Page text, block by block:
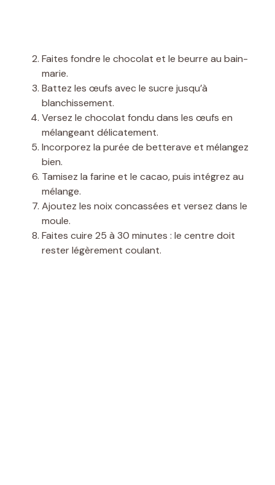
Faites fondre le chocolat et le beurre au bain-
marie.
Battez les œufs avec le sucre jusqu’à
blanchissement.
Versez le chocolat fondu dans les œufs en
mélangeant délicatement.
Incorporez la purée de betterave et mélangez
bien.
Tamisez la farine et le cacao, puis intégrez au
mélange.
Ajoutez les noix concassées et versez dans le
moule.
Faites cuire 25 à 30 minutes : le centre doit
rester légèrement coulant.